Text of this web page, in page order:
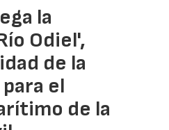
la
Odiel',
de la
el
de la